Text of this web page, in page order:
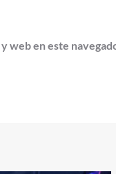
web en este